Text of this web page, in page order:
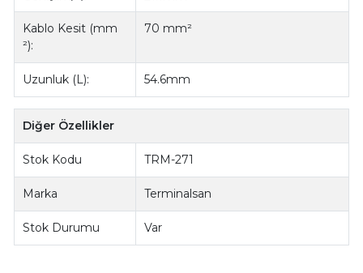
Kablo Kesit (mm
²):
70 mm²
Uzunluk (L): 54.6mm
Diğer Özellikler
Stok Kodu TRM-271
Marka Terminalsan
Stok Durumu Var